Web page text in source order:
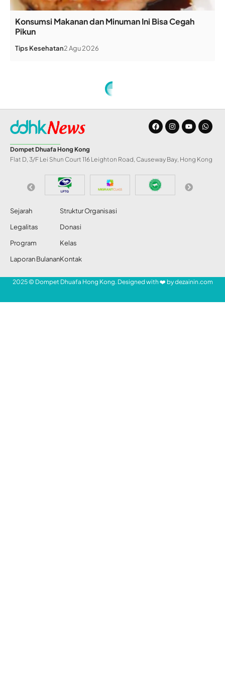
Konsumsi Makanan dan Minuman Ini Bisa Cegah
Pikun
Tips Kesehatan2 Agu 2026
Meaningful Life Way (4 Pilar Menggapai Hidup Bermakna sesuai Genetik)
ARTIKEL
Meaningful Life Way
(4 Pilar Menggapai
Hidup Bermakna
sesuai Genetik)
Redaksi DDHK News